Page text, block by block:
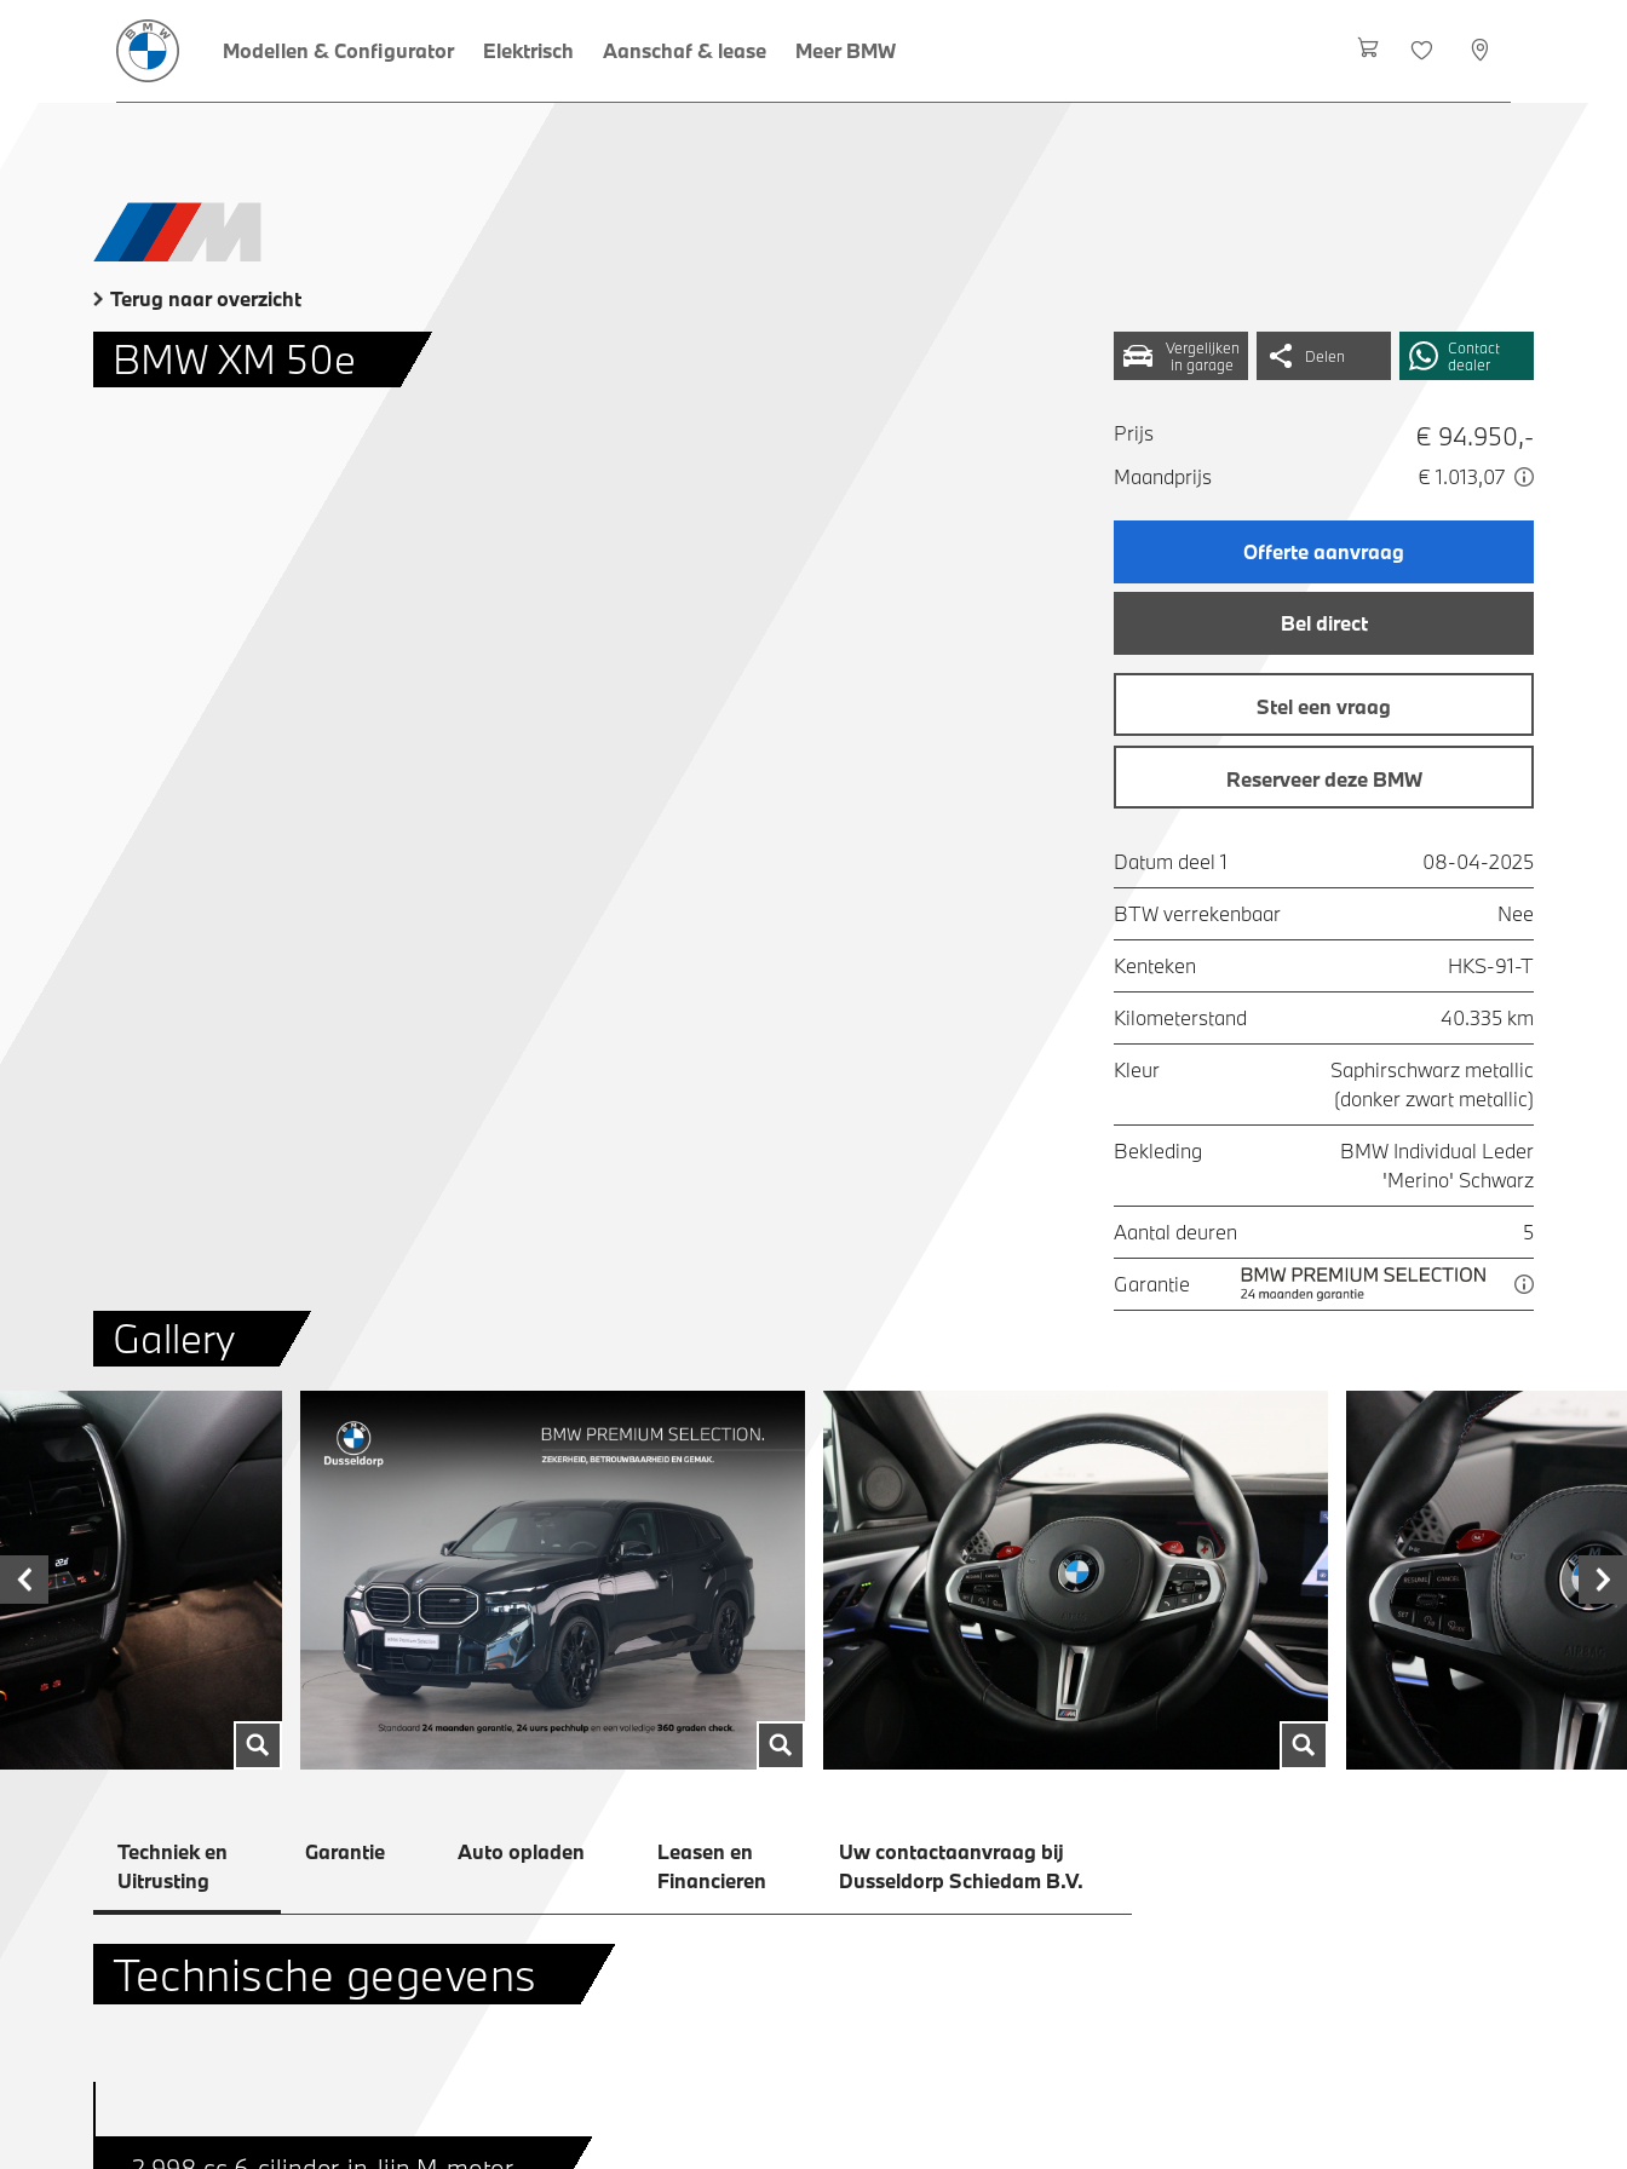
Modellen & Configurator Elektrisch Aanschaf & lease Meer BMW
Terug naar overzicht
BMW XM 50e
Vergelijken
in garage
Delen
Contact
dealer
Prijs € 94.950,-
Maandprijs € 1.013,07
Offerte aanvraag
Bel direct
Stel een vraag
Reserveer deze BMW
Datum deel 1 08-04-2025
BTW verrekenbaar Nee
Kenteken HKS-91-T
Kilometerstand 40.335 km
Kleur
Saphirschwarz metallic
(donker zwart metallic)
Bekleding
BMW Individual Leder
'Merino' Schwarz
Aantal deuren 5
Garantie
Gallery
Techniek en
Uitrusting
Garantie Auto opladen
Leasen en
Financieren
Uw contactaanvraag bij
Dusseldorp Schiedam B.V.
Technische gegevens